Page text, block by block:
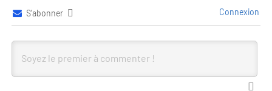
S’abonner Connexion